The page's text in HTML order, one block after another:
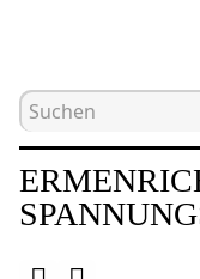
Hauptseite